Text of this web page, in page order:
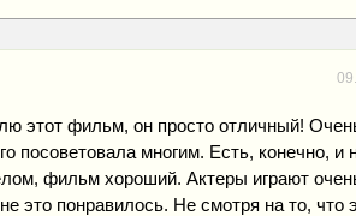
этот фильм, он просто отличный!
посоветовала многим. Есть, конечно, и
фильм хороший. Актеры играют
это понравилось. Не смотря на то, что